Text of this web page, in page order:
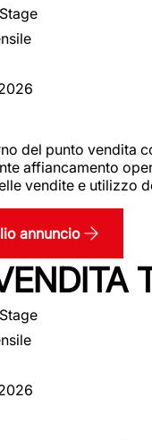
del punto
affiancamento
vendite e utilizzo
annuncio